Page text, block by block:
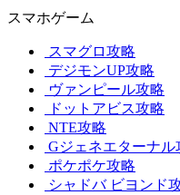
スマホゲーム
スマグロ攻略
デジモンUP攻略
ヴァンピール攻略
ドットアビス攻略
NTE攻略
Gジェネエターナル
ポケポケ攻略
シャドバ ビヨンド